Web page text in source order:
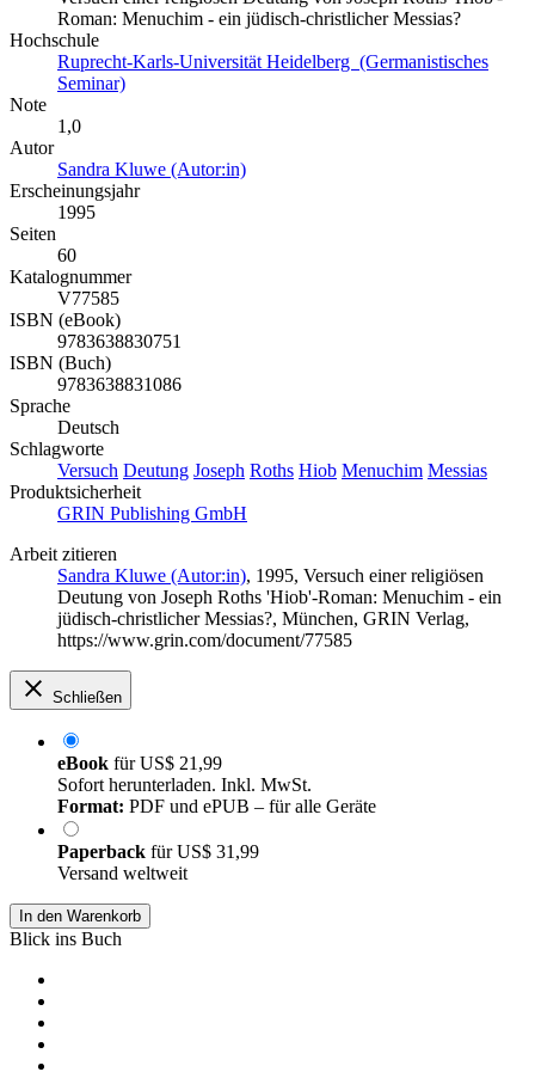
Roman: Menuchim - ein jüdisch-christlicher Messias?
Hochschule
Ruprecht-Karls-Universität Heidelberg (Germanistisches
Seminar)
Note
1,0
Autor
Sandra Kluwe (Autor:in)
Erscheinungsjahr
1995
Seiten
60
Katalognummer
V77585
ISBN (eBook)
9783638830751
ISBN (Buch)
9783638831086
Sprache
Deutsch
Schlagworte
Versuch Deutung Joseph Roths Hiob Menuchim Messias
Produktsicherheit
GRIN Publishing GmbH
Arbeit zitieren
Sandra Kluwe (Autor:in), 1995, Versuch einer religiösen
Deutung von Joseph Roths 'Hiob'-Roman: Menuchim - ein
jüdisch-christlicher Messias?, München, GRIN Verlag,
https://www.grin.com/document/77585
Schließen
eBook fürUS$ 21,99
Sofort herunterladen. Inkl. MwSt.
Format: PDF und ePUB – für alle Geräte
Paperback fürUS$ 31,99
Versand weltweit
In den Warenkorb
Blick ins Buch